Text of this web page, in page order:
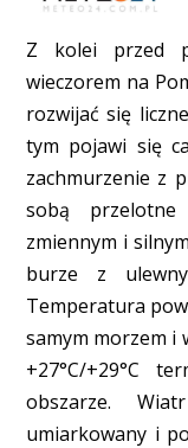
Z kolei przed
wieczorem na
rozwijać się
tym pojawi się
zachmurzenie z
sobą
zmiennym i
burze z
Temperatura
samym morzem i
+27°C/+29°C
obszarze.
umiarkowany i